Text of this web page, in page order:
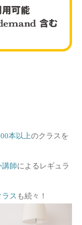
本以上のクラスを
講師によるレギュラ
ス も続々！